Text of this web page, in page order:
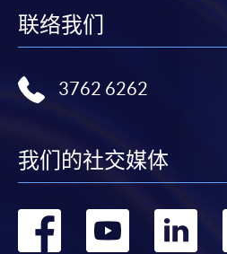
联络我们
3762 6262
我们的社交媒体
转 转